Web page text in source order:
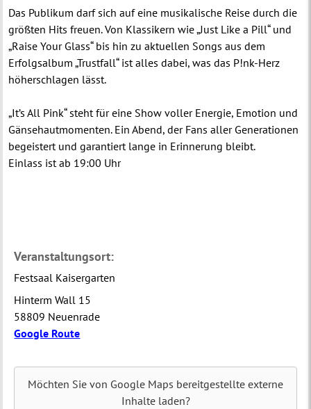
Das Publikum darf sich auf eine musikalische Reise durch die
größten Hits freuen. Von Klassikern wie „Just Like a Pill“ und
„Raise Your Glass“ bis hin zu aktuellen Songs aus dem
Erfolgsalbum „Trustfall“ ist alles dabei, was das P!nk-Herz
höherschlagen lässt.
„It’s All Pink“ steht für eine Show voller Energie, Emotion und
Gänsehautmomenten. Ein Abend, der Fans aller Generationen
begeistert und garantiert lange in Erinnerung bleibt.
Einlass ist ab 19:00 Uhr
Veranstaltungsort:
Festsaal Kaisergarten
Hinterm Wall 15
58809 Neuenrade
Google Route
Möchten Sie von Google Maps bereitgestellte externe
Inhalte laden?